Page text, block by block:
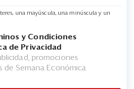
una mayúscula, una minúscula y un
y Condiciones
de Privacidad
promociones
de Semana Económica